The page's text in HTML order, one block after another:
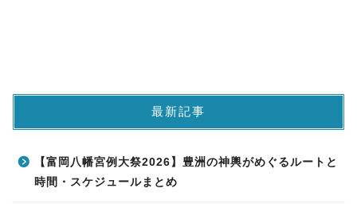
最新記事
【富岡八幡宮例大祭2026】豊洲の神輿がめぐるルートと
時間・スケジュールまとめ